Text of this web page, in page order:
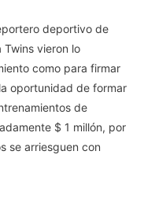
deportivo de
Twins vieron lo
como para firmar
oportunidad de formar
de
$ 1 millón, por
se arriesguen con